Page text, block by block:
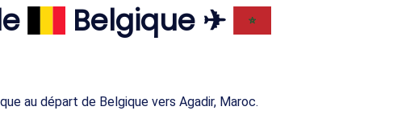
Belgique ✈
au départ de Belgique vers Agadir, Maroc.